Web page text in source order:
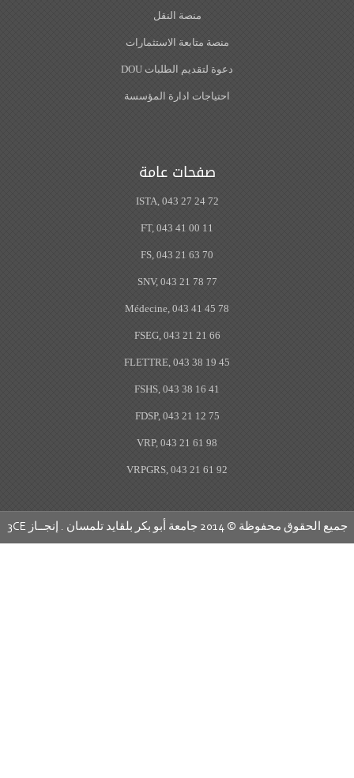
منصة متابعة الاستثمارات
دعوة لتقديم الطلبات DOU
احتياجات ادارة المؤسسة
صفحات عامة
ISTA, 043 27 24 72
FT, 043 41 00 11
FS, 043 21 63 70
SNV, 043 21 78 77
Médecine, 043 41 45 78
FSEG, 043 21 21 66
FLETTRE, 043 38 19 45
FSHS, 043 38 16 41
FDSP, 043 21 12 75
VRP, 043 21 61 98
VRPGRS, 043 21 61 92
جامعة أبو بكر بلقايد تلمسان . إنجــاز 3CE